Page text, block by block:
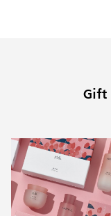
Gift